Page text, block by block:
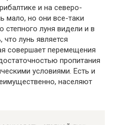
и на северо-
мало, но они все-таки
степного луня видели и в
лунь является
совершает перемещения
пропитания
условиями. Есть и
населяют